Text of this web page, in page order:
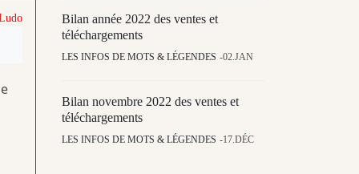
Bilan année 2022 des ventes et
téléchargements
LES INFOS DE MOTS & LÉGENDES 02.JAN
Bilan novembre 2022 des ventes et
téléchargements
LES INFOS DE MOTS & LÉGENDES 17.DÉC